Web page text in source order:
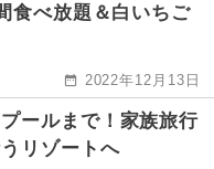
べ放題＆白いちご
2022年12月13日
ールまで！家族旅行
リゾートへ